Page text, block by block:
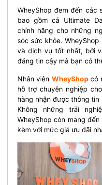
WheyShop đem đến các
bao gồm cả Ultimate
chính hãng cho những
sóc sức khỏe.
và dịch vụ tốt nhất, bởi
đáng tin cậy mà bạn có
Nhân viên WheyShopcó
hỗ trợ chuyên nghiệp
hàng nhận được thông tin
Không những trải
WheyShop còn mang
kèm với mức giá ưu đãi